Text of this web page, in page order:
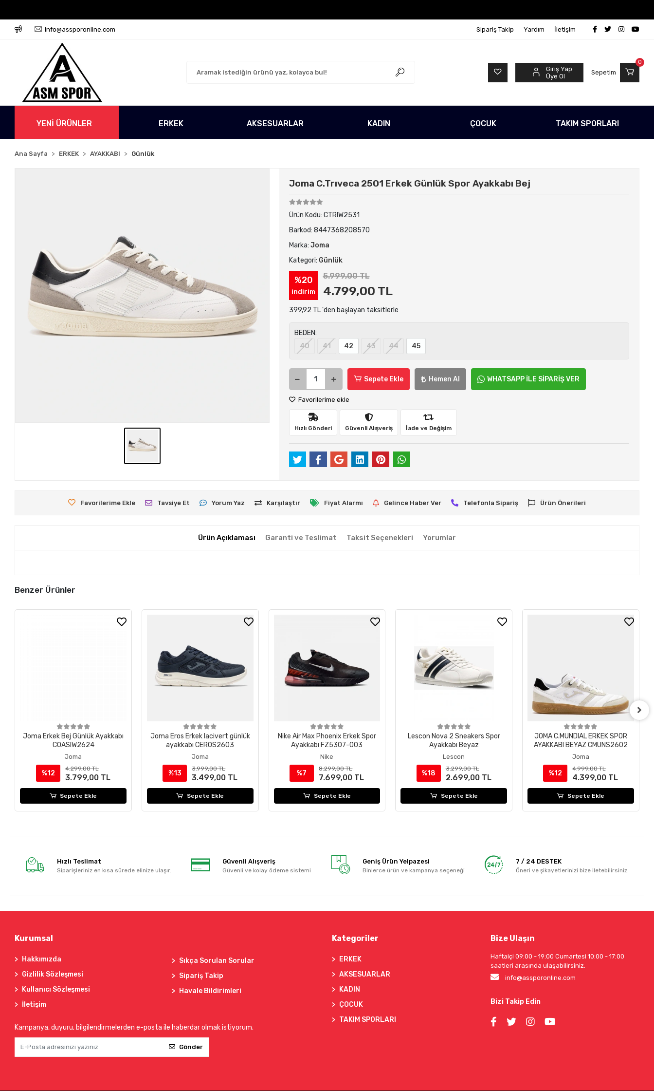
info@assporonline.com Sipariş Takip Yardım İletişim
Giriş Yap
Üye Ol
Sepetim
0
YENİ ÜRÜNLER ERKEK AKSESUARLAR KADIN ÇOCUK TAKIM SPORLARI
Ana Sayfa ERKEK AYAKKABI Günlük
Joma C.Trıveca 2501 Erkek Günlük Spor Ayakkabı Bej
Ürün Kodu: CTRIW2531
Barkod: 8447368208570
Marka: Joma
Kategori: Günlük
%20
indirim
5.999,00 TL
4.799,00 TL
399,92 TL 'den başlayan taksitlerle
BEDEN:
40
41 42 43 44 45
Sepete Ekle Hemen Al WHATSAPP İLE SİPARİŞ VER
Favorilerime ekle
Hızlı Gönderi Güvenli Alışveriş İade ve Değişim
Favorilerime Ekle Tavsiye Et Yorum Yaz Karşılaştır Fiyat Alarmı Gelince Haber Ver Telefonla Sipariş Ürün Önerileri
Ürün Açıklaması Garanti ve Teslimat Taksit Seçenekleri Yorumlar
Benzer Ürünler
Joma Erkek Bej Günlük Ayakkabı
COASIW2624
Joma
%12
4.299,00 TL
3.799,00 TL
Sepete Ekle
Joma Eros Erkek lacivert günlük
ayakkabı CEROS2603
Joma
%13
3.999,00 TL
3.499,00 TL
Sepete Ekle
Nike Air Max Phoenix Erkek Spor
Ayakkabı FZ5307-003
Nike
%7
8.299,00 TL
7.699,00 TL
Sepete Ekle
Lescon Nova 2 Sneakers Spor
Ayakkabı Beyaz
Lescon
%18
3.299,00 TL
2.699,00 TL
Sepete Ekle
JOMA C.MUNDIAL ERKEK SPOR
AYAKKABI BEYAZ CMUNS2602
Joma
%12
4.999,00 TL
4.399,00 TL
Sepete Ekle
Hızlı Teslimat
Siparişleriniz en kısa sürede elinize ulaşır.
Güvenli Alışveriş
Güvenli ve kolay ödeme sistemi
Geniş Ürün Yelpazesi
Binlerce ürün ve kampanya seçeneği
7 / 24 DESTEK
Öneri ve şikayetlerinizi bize iletebilirsiniz.
Kurumsal
Hakkımızda
Gizlilik Sözleşmesi
Kullanıcı Sözleşmesi
İletişim
Sıkça Sorulan Sorular
Sipariş Takip
Havale Bildirimleri
Kampanya, duyuru, bilgilendirmelerden e-posta ile haberdar olmak istiyorum.
Gönder
Kategoriler
ERKEK
AKSESUARLAR
KADIN
ÇOCUK
TAKIM SPORLARI
Bize Ulaşın
Haftaiçi 09:00 - 19:00 Cumartesi 10:00 - 17:00
saatleri arasında ulaşabilirsiniz.
info@assporonline.com
Bizi Takip Edin